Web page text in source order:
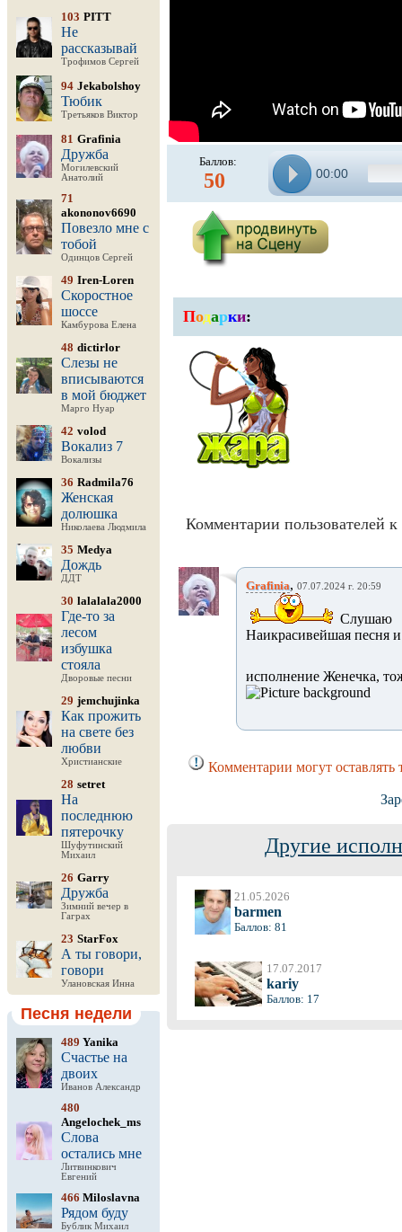
103 PITT
Не
рассказывай
Трофимов Сергей
94 Jekabolshoy
Тюбик
Третьяков Виктор
81 Grafinia
Дружба
Могилевский
Анатолий
71
akononov6690
Повезло мне с
тобой
Одинцов Сергей
49 Iren-Loren
Скоростное
шоссе
Камбурова Елена
48 dictirlor
Слезы не
вписываются
в мой бюджет
Марго Нуар
42 volod
Вокализ 7
Вокализы
36 Radmila76
Женская
долюшка
Николаева Людмила
35 Medya
Дождь
ДДТ
30 lalalala2000
Где-то за
лесом
избушка
стояла
Дворовые песни
29 jemchujinka
Как прожить
на свете без
любви
Христианские
28 setret
На
последнюю
пятерочку
Шуфутинский
Михаил
26 Garry
Дружба
Зимний вечер в
Гаграх
23 StarFox
А ты говори,
говори
Улановская Инна
Песня недели
489 Yanika
Счастье на
двоих
Иванов Александр
480
Angelochek_ms
Слова
остались мне
Литвинкович
Евгений
466 Miloslavna
Рядом буду
Бублик Михаил
Баллов:
50 00:00
Подарки:
Комментарии пользователей к
Grafinia, 07.07.2024 г. 20:59
Слушаю
Наикрасивейшая песня и
исполнение Женечка,
Комментарии могут оставлять
Другие
21.05.2026
barmen
Баллов: 81
17.07.2017
kariy
Баллов: 17